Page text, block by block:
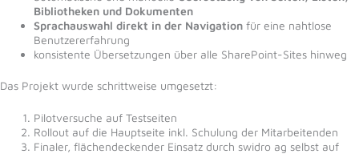
Bibliotheken und Dokumenten
Sprachauswahl direkt in der Navigation für eine nahtlose
Benutzererfahrung
konsistente Übersetzungen über alle SharePoint-Sites hinweg
Das Projekt wurde schrittweise umgesetzt:
Pilotversuche auf Testseiten
Rollout auf die Hauptseite inkl. Schulung der Mitarbeitenden
Finaler, flächendeckender Einsatz durch swidro ag selbst auf